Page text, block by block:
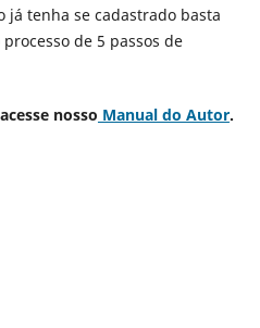
tenha se cadastrado basta
de 5 passos de
nosso Manual do Autor.